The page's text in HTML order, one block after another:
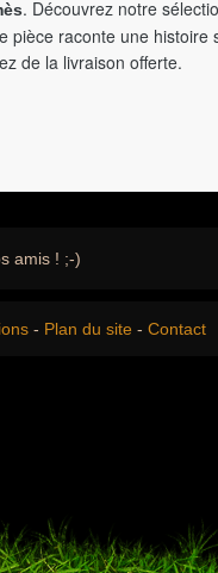
. Découvrez notre
pièce raconte une histoire
de la livraison offerte.
amis ! ;-)
- Plan du site - Contact